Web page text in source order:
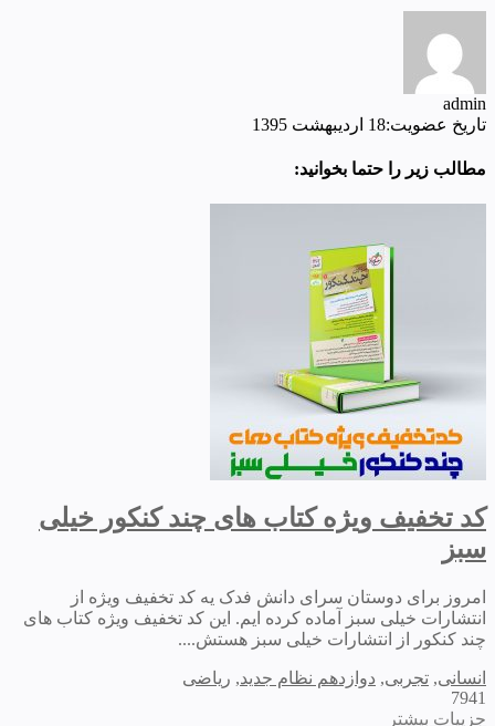
admin
تاریخ عضویت:18 اردیبهشت 1395
مطالب زیر را حتما بخوانید:
کد تخفیف ویژه کتاب های چند کنکور خیلی
سبز
امروز برای دوستان سرای دانش فدک یه کد تخفیف ویژه از
انتشارات خیلی سبز آماده کرده ایم. این کد تخفیف ویژه کتاب های
چند کنکور از انتشارات خیلی سبز هستش....
انسانی, تجربی, دوازدهم نظام جدید, ریاضی
7941
جزییات بیشتر